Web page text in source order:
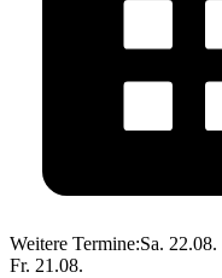
Weitere Termine:Sa. 22.08.
Fr. 21.08.